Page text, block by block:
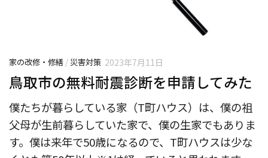
家の改修・修繕 / 災害対策 2023年7月11日
鳥取市の無料耐震診断を申請してみた
僕たちが暮らしている家（T町ハウス）は、僕の祖
父母が生前暮らしていた家で、僕の生家でもありま
す。僕は来年で50歳になるので、T町ハウスは少な